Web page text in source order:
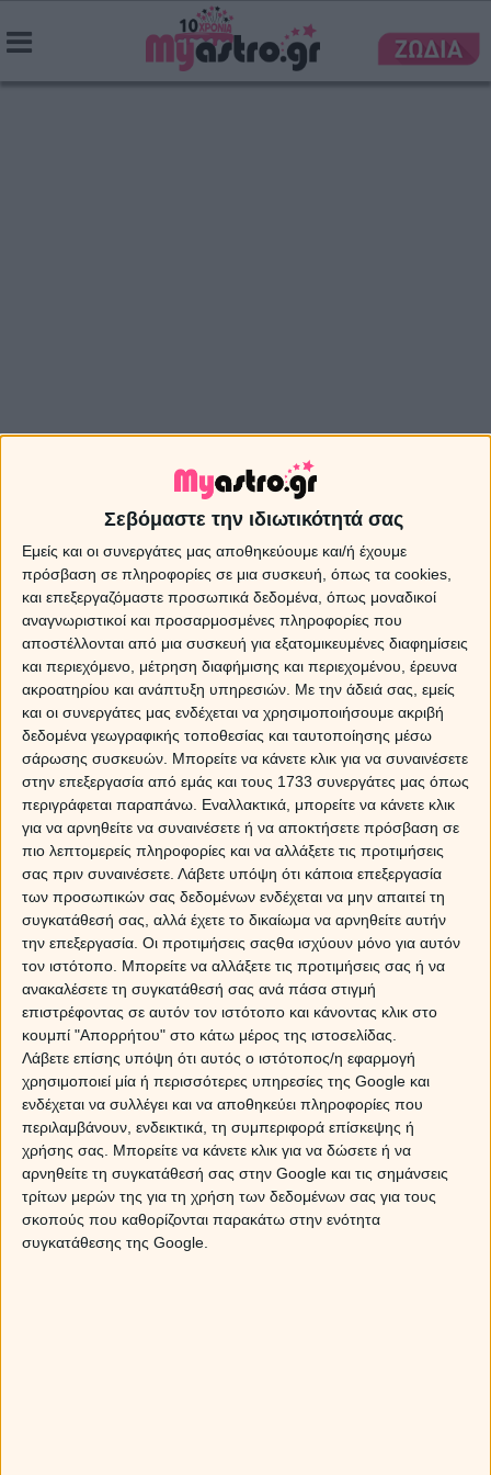
Σεβόμαστε την ιδιωτικότητά σας
Εμείς και οι συνεργάτες μας αποθηκεύουμε και/ή έχουμε
πρόσβαση σε πληροφορίες σε μια συσκευή, όπως τα cookies,
και επεξεργαζόμαστε προσωπικά δεδομένα, όπως μοναδικοί
αναγνωριστικοί και προσαρμοσμένες πληροφορίες που
αποστέλλονται από μια συσκευή για εξατομικευμένες διαφημίσεις
και περιεχόμενο, μέτρηση διαφήμισης και περιεχομένου, έρευνα
ακροατηρίου και ανάπτυξη υπηρεσιών. Με την άδειά σας, εμείς
και οι συνεργάτες μας ενδέχεται να χρησιμοποιήσουμε ακριβή
δεδομένα γεωγραφικής τοποθεσίας και ταυτοποίησης μέσω
σάρωσης συσκευών. Μπορείτε να κάνετε κλικ για να συναινέσετε
στην επεξεργασία από εμάς και τους 1733 συνεργάτες μας όπως
περιγράφεται παραπάνω. Εναλλακτικά, μπορείτε να κάνετε κλικ
για να αρνηθείτε να συναινέσετε ή να αποκτήσετε πρόσβαση σε
πιο λεπτομερείς πληροφορίες και να αλλάξετε τις προτιμήσεις
σας πριν συναινέσετε. Λάβετε υπόψη ότι κάποια επεξεργασία
των προσωπικών σας δεδομένων ενδέχεται να μην απαιτεί τη
συγκατάθεσή σας, αλλά έχετε το δικαίωμα να αρνηθείτε αυτήν
την επεξεργασία. Οι προτιμήσεις σαςθα ισχύουν μόνο για αυτόν
τον ιστότοπο. Μπορείτε να αλλάξετε τις προτιμήσεις σας ή να
ανακαλέσετε τη συγκατάθεσή σας ανά πάσα στιγμή
επιστρέφοντας σε αυτόν τον ιστότοπο και κάνοντας κλικ στο
κουμπί "Απορρήτου" στο κάτω μέρος της ιστοσελίδας.
Λάβετε επίσης υπόψη ότι αυτός ο ιστότοπος/η εφαρμογή
χρησιμοποιεί μία ή περισσότερες υπηρεσίες της Google και
ενδέχεται να συλλέγει και να αποθηκεύει πληροφορίες που
περιλαμβάνουν, ενδεικτικά, τη συμπεριφορά επίσκεψης ή
χρήσης σας. Μπορείτε να κάνετε κλικ για να δώσετε ή να
αρνηθείτε τη συγκατάθεσή σας στην Google και τις σημάνσεις
τρίτων μερών της για τη χρήση των δεδομένων σας για τους
σκοπούς που καθορίζονται παρακάτω στην ενότητα
συγκατάθεσης της Google.
Ζώδια-χιούμορ
31 Ιουλίου 202623:00
Τα 12 ζώδια φτιάχνουν βαλίτσα! Τι θα
πάρουν μαζί τους στις διακοπές;
31 Ιουλίου 202614:00
Greek καμάκι! Ποια ατάκα χρησιμοποιούν τα
ζώδια;
31 Ιουλίου 2026 10:00
Πώς ξεχωρίζεις τα 12 ζώδια στην παραλία!
29 Μαΐου 202608:01
Για άντρες: Οι 5 ατάκες για να κατακτήσεις
μια γυναίκα!
29 Μαΐου 2026 08:00
Για γυναίκες: Οι 5 ατάκες για να κατακτήσεις
έναν άντρα!
28 Μαΐου 202623:44
Οι μαντινάδες των ζωδίων! Όταν το κάθε